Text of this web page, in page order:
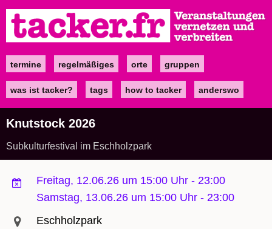
zum
Inhalt
Maintermine regelmäßiges orte gruppen
was ist tacker? tags how to tacker anderswo
Knutstock 2026
Subkulturfestival im Eschholzpark
Freitag, 12.06.26 um 15:00 Uhr - 23:00
Samstag, 13.06.26 um 15:00 Uhr - 23:00
Eschholzpark